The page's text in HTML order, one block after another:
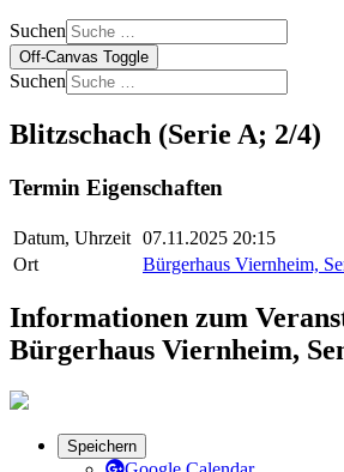
Suchen
Off-Canvas Toggle
Suchen
Blitzschach (Serie A; 2/4)
Termin Eigenschaften
Datum, Uhrzeit 07.11.2025 20:15
Ort
Bürgerhaus Viernheim,
Informationen zum
Bürgerhaus Viernheim,
Speichern